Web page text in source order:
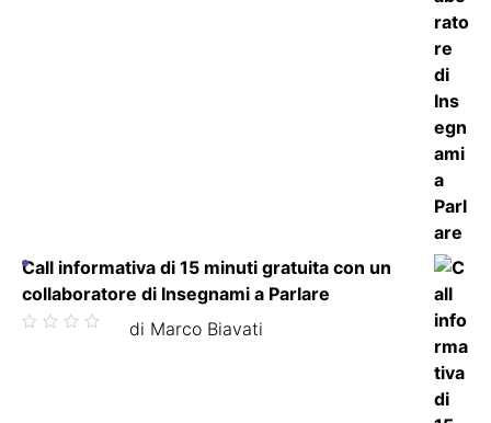
Call informativa di 15 minuti gratuita con un
collaboratore di Insegnami a Parlare
Valutato di Marco Biavati